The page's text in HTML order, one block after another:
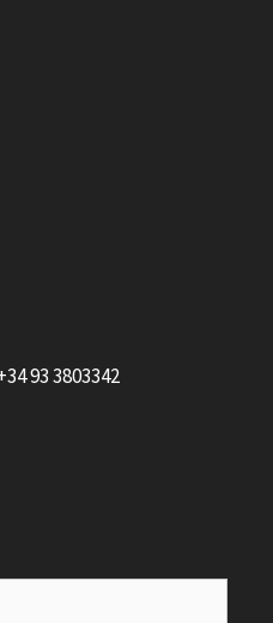
93 3803342